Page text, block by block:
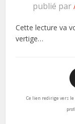
publié par
Cette lecture va
vertige…
Ce lien redirige vers